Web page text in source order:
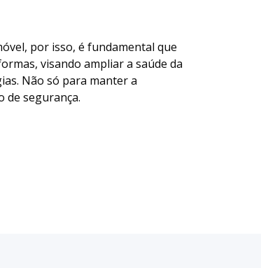
por isso, é fundamental que
visando ampliar a saúde da
Não só para manter a
de segurança.